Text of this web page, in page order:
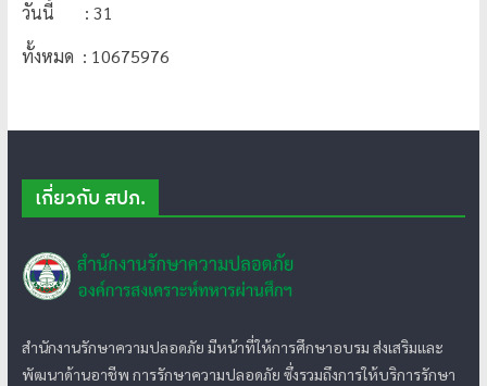
วันนี้ : 31
ทั้งหมด : 10675976
เกี่ยวกับ สปภ.
สำนักงานรักษาความปลอดภัย มีหน้าที่ให้การศึกษาอบรม ส่งเสริมและ
พัฒนาด้านอาชีพ การรักษาความปลอดภัย ซึ่งรวมถึงการให้บริการรักษา